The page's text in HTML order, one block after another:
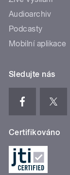
Audioarchiv
Podcasty
Mobilní aplikace
Sledujte nás
Certifikováno